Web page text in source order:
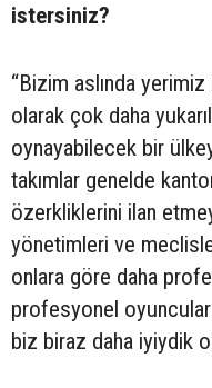
istersiniz?
“Bizim aslında
olarak çok daha
oynayabilecek bir
takımlar genelde
özerkliklerini ilan
yönetimleri ve
onlara göre daha
profesyonel
biz biraz daha iyiydik